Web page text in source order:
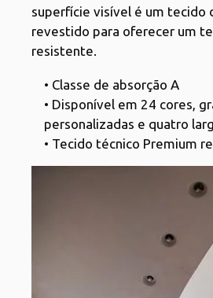
superfície visível é um tecido
revestido para oferecer um
resistente.
• Classe de absorção A
• Disponível em 24 cores,
personalizadas e quatro
• Tecido técnico Premium